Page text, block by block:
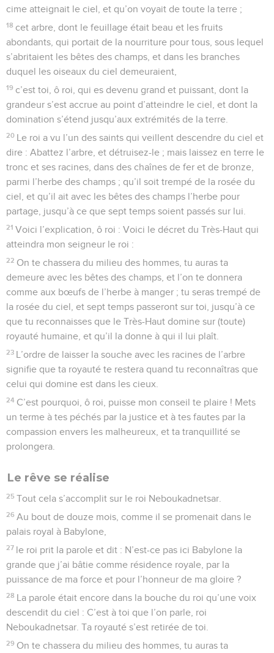
cime atteignait le ciel, et qu’on voyait de toute la terre ;
18 cet arbre, dont le feuillage était beau et les fruits
abondants, qui portait de la nourriture pour tous, sous lequel
s’abritaient les bêtes des champs, et dans les branches
duquel les oiseaux du ciel demeuraient,
19 c’est toi, ô roi, qui es devenu grand et puissant, dont la
grandeur s’est accrue au point d’atteindre le ciel, et dont la
domination s’étend jusqu’aux extrémités de la terre.
20 Le roi a vu l’un des saints qui veillent descendre du ciel et
dire : Abattez l’arbre, et détruisez-le ; mais laissez en terre le
tronc et ses racines, dans des chaînes de fer et de bronze,
parmi l’herbe des champs ; qu’il soit trempé de la rosée du
ciel, et qu’il ait avec les bêtes des champs l’herbe pour
partage, jusqu’à ce que sept temps soient passés sur lui.
21 Voici l’explication, ô roi : Voici le décret du Très-Haut qui
atteindra mon seigneur le roi :
22 On te chassera du milieu des hommes, tu auras ta
demeure avec les bêtes des champs, et l’on te donnera
comme aux bœufs de l’herbe à manger ; tu seras trempé de
la rosée du ciel, et sept temps passeront sur toi, jusqu’à ce
que tu reconnaisses que le Très-Haut domine sur (toute)
royauté humaine, et qu’il la donne à qui il lui plaît.
23 L’ordre de laisser la souche avec les racines de l’arbre
signifie que ta royauté te restera quand tu reconnaîtras que
celui qui domine est dans les cieux.
24 C’est pourquoi, ô roi, puisse mon conseil te plaire ! Mets
un terme à tes péchés par la justice et à tes fautes par la
compassion envers les malheureux, et ta tranquillité se
prolongera.
Le rêve se réalise
25 Tout cela s’accomplit sur le roi Neboukadnetsar.
26 Au bout de douze mois, comme il se promenait dans le
palais royal à Babylone,
27 le roi prit la parole et dit : N’est-ce pas ici Babylone la
grande que j’ai bâtie comme résidence royale, par la
puissance de ma force et pour l’honneur de ma gloire ?
28 La parole était encore dans la bouche du roi qu’une voix
descendit du ciel : C’est à toi que l’on parle, roi
Neboukadnetsar. Ta royauté s’est retirée de toi.
29 On te chassera du milieu des hommes, tu auras ta